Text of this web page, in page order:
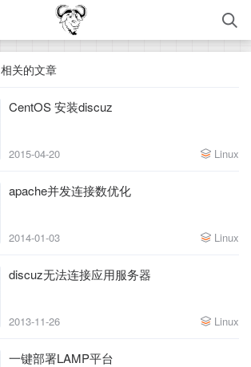
相关的文章
CentOS 安装discuz
2015-04-20 Linux
apache并发连接数优化
2014-01-03 Linux
discuz无法连接应用服务器
2013-11-26 Linux
一键部署LAMP平台